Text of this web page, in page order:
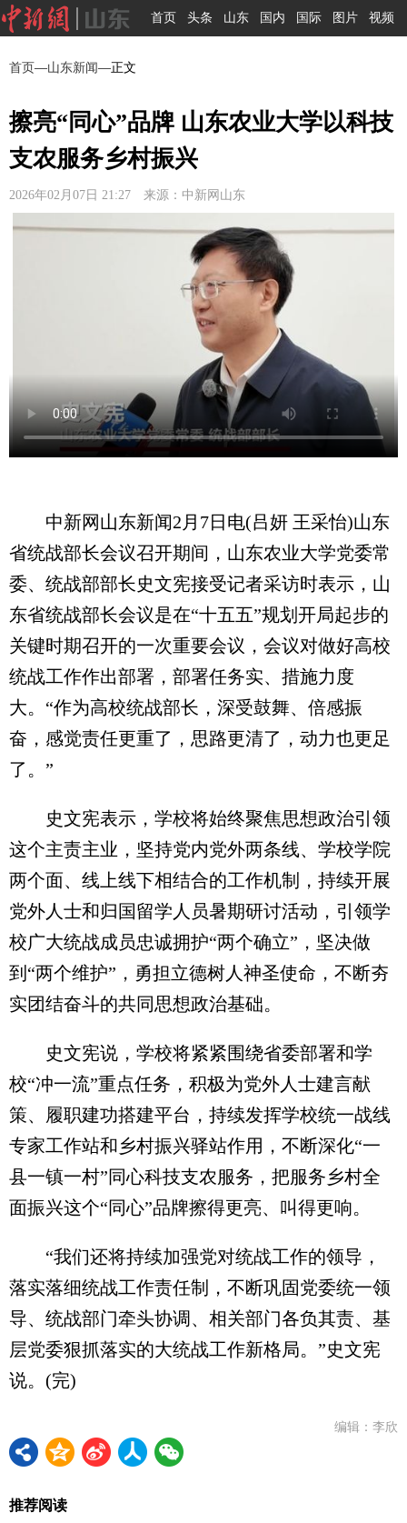
首页 头条 山东 国内 国际 图片 视频
首页—山东新闻—正文
擦亮“同心”品牌 山东农业大学以科技
支农服务乡村振兴
2026年02月07日 21:27 来源：中新网山东
中新网山东新闻2月7日电(吕妍 王采怡)山东
省统战部长会议召开期间，山东农业大学党委常
委、统战部部长史文宪接受记者采访时表示，山
东省统战部长会议是在“十五五”规划开局起步的
关键时期召开的一次重要会议，会议对做好高校
统战工作作出部署，部署任务实、措施力度
大。“作为高校统战部长，深受鼓舞、倍感振
奋，感觉责任更重了，思路更清了，动力也更足
了。”
史文宪表示，学校将始终聚焦思想政治引领
这个主责主业，坚持党内党外两条线、学校学院
两个面、线上线下相结合的工作机制，持续开展
党外人士和归国留学人员暑期研讨活动，引领学
校广大统战成员忠诚拥护“两个确立”，坚决做
到“两个维护”，勇担立德树人神圣使命，不断夯
实团结奋斗的共同思想政治基础。
史文宪说，学校将紧紧围绕省委部署和学
校“冲一流”重点任务，积极为党外人士建言献
策、履职建功搭建平台，持续发挥学校统一战线
专家工作站和乡村振兴驿站作用，不断深化“一
县一镇一村”同心科技支农服务，把服务乡村全
面振兴这个“同心”品牌擦得更亮、叫得更响。
“我们还将持续加强党对统战工作的领导，
落实落细统战工作责任制，不断巩固党委统一领
导、统战部门牵头协调、相关部门各负其责、基
层党委狠抓落实的大统战工作新格局。”史文宪
说。(完)
编辑：李欣
推荐阅读